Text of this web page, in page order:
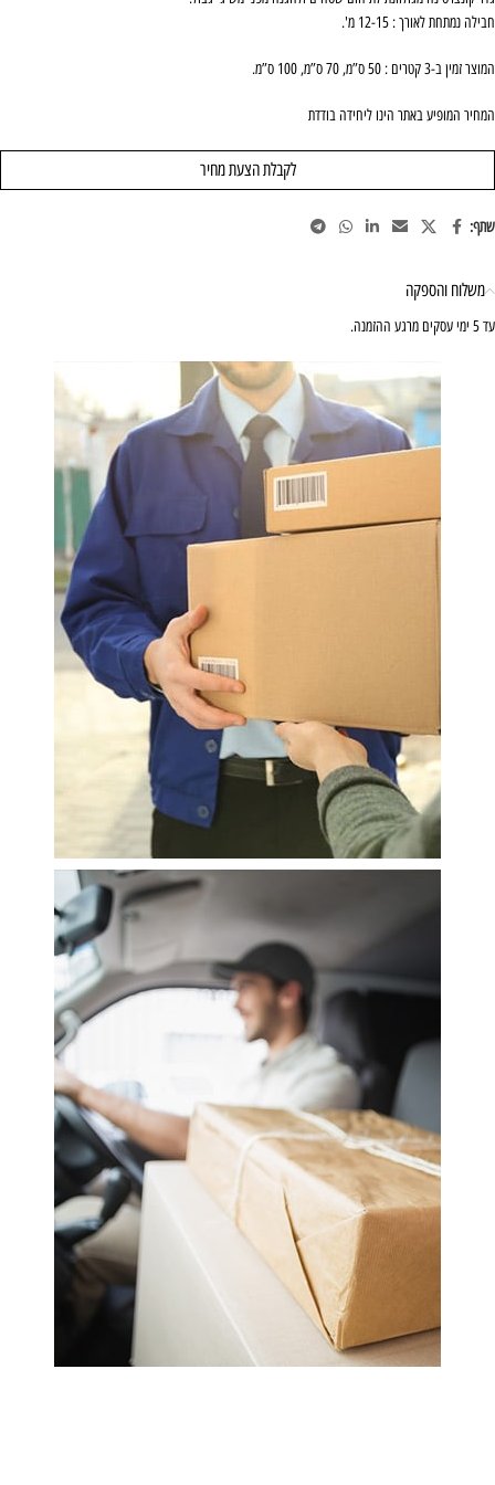
חבילה נמתחת לאורך : 12-15 מ'.
המוצר זמין ב-3 קטרים : 50 ס”מ, 70 ס”מ, 100 ס”מ.
המחיר המופיע באתר הינו ליחידה בודדת
לקבלת הצעת מחיר
שתף:
משלוח והספקה
עד 5 ימי עסקים מרגע ההזמנה.